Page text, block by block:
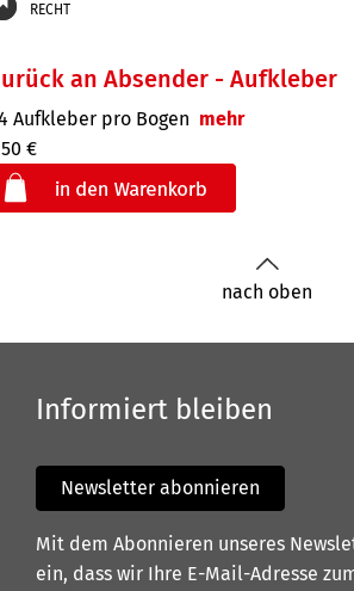
RECHT
an Absender - Aufkleber
Aufkleber pro Bogen mehr
€
nach oben
Informiert bleiben
Newsletter abonnieren
Mit dem Abonnieren unseres
ein, dass wir Ihre E-Mail-Adresse